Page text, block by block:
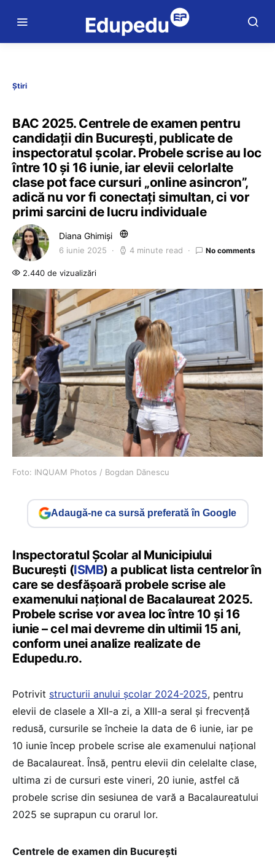
Știri
BAC 2025. Centrele de examen pentru
candidații din București, publicate de
inspectoratul școlar. Probele scrise au loc
între 10 și 16 iunie, iar elevii celorlalte
clase pot face cursuri „online asincron”,
adică nu vor fi conectați simultan, ci vor
primi sarcini de lucru individuale
Diana Ghimiși
6 iunie 2025 4 minute read No comments
2.440 de vizualizări
Foto: INQUAM Photos / Bogdan Dănescu
Adaugă-ne ca sursă preferată în Google
Inspectoratul Școlar al Municipiului
București (ISMB) a publicat lista centrelor în
care se desfășoară probele scrise ale
examenului național de Bacalaureat 2025.
Probele scrise vor avea loc între 10 și 16
iunie – cel mai devreme din ultimii 15 ani,
conform unei analize realizate de
Edupedu.ro.
Potrivit structurii anului școlar 2024-2025, pentru
elevii de clasele a XII-a zi, a XIII-a seral și frecvență
redusă, cursurile se încheie la data de 6 iunie, iar pe
10 iunie încep probele scrise ale examenului național
de Bacalaureat. Însă, pentru elevii din celelalte clase,
ultima zi de cursuri este vineri, 20 iunie, astfel că
probele scrise din sesiunea de vară a Bacalaureatului
2025 se suprapun cu orarul lor.
Centrele de examen din București